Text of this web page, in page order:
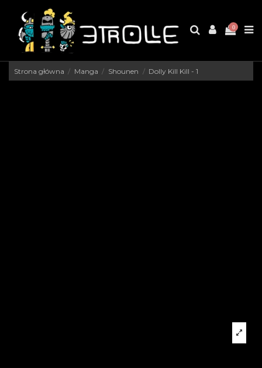
0
Strona główna Manga Shounen Dolly Kill Kill - 1